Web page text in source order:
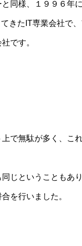
同様、１９９６年
きたIT専業会社で
です。
で無駄が多く、こ
じということもあ
を行いました。